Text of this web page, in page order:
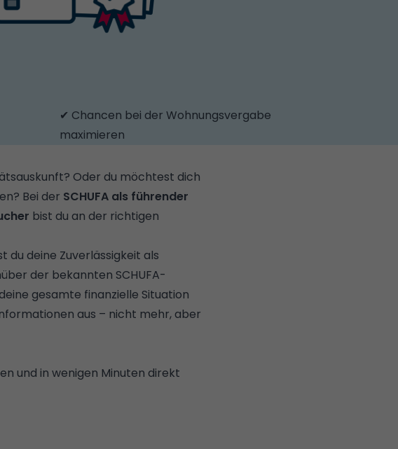
✔ Chancen bei der Wohnungsvergabe
maximieren
Oder du möchtest dich
Bei der SCHUFA als führender
bist du an der richtigen
du deine Zuverlässigkeit als
der bekannten SCHUFA-
gesamte finanzielle Situation
aus – nicht mehr, aber
und in wenigen Minuten direkt